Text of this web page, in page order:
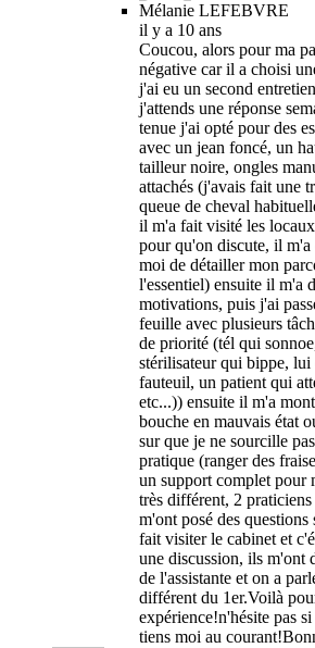
Mélanie LEFEBVRE
il y a 10 ans
Coucou, alors pour ma
négative car il a choisi
j'ai eu un second
j'attends une réponse
tenue j'ai opté pour des
avec un jean foncé, un
tailleur noire, ongles
attachés (j'avais fait une
queue de cheval
il m'a fait visité les
pour qu'on discute, il m'a
moi de détailler mon
l'essentiel) ensuite il m'a
motivations, puis j'ai
feuille avec plusieurs
de priorité (tél qui
stérilisateur qui bippe,
fauteuil, un patient qui
etc...)) ensuite il m'a
bouche en mauvais état
sur que je ne sourcille
pratique (ranger des
un support complet pour
très différent, 2
m'ont posé des
fait visiter le cabinet et
une discussion, ils m'ont
de l'assistante et on a
différent du 1er.Voilà
expérience!n'hésite pas
tiens moi au